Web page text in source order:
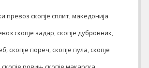
превоз скопје сплит,македонија
скопје задар,скопје дубровник,
,скопје пореч,скопје пула,скопје